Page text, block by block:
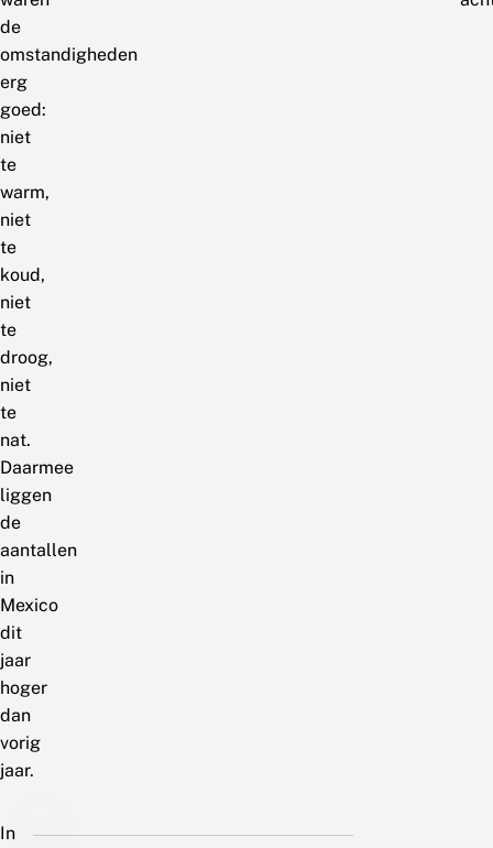
de
omstandigheden
erg
goed:
niet
te
warm,
niet
te
koud,
niet
te
droog,
niet
te
nat.
Daarmee
liggen
de
aantallen
in
Mexico
dit
jaar
hoger
dan
vorig
jaar.
In